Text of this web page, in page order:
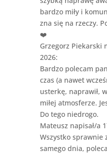
bardzo miły i
zna się na rzeczy.
❤️
Grzegorz Piekarski
2026:
Bardzo polecam
czas (a nawet
usterkę, naprawił,
miłej atmosferze.
Do tego niedrogo.
Mateusz napisał/a
Wszystko sprawnie
samego dnia,